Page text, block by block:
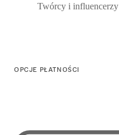
Twórcy i influencerzy
OPCJE PŁATNOŚCI